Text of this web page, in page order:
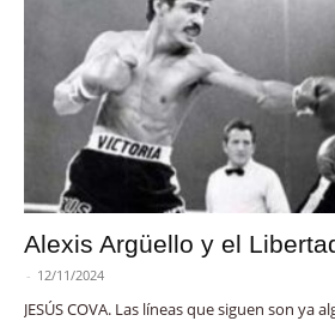
Alexis Argüello y el
- 12/11/2024
JESÚS COVA. Las líneas que siguen son ya